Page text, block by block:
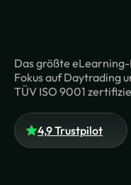
Das größte
Fokus auf Daytrading
TÜV ISO 9001
4,9 Trustpilot